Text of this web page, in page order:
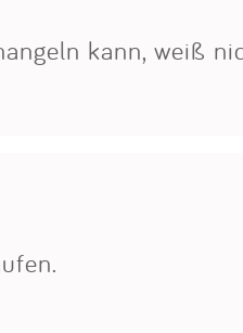
kann, weiß